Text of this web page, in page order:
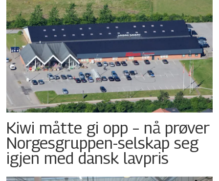
Kiwi måtte gi opp – nå prøver
Norgesgruppen-selskap seg
igjen med dansk lavpris